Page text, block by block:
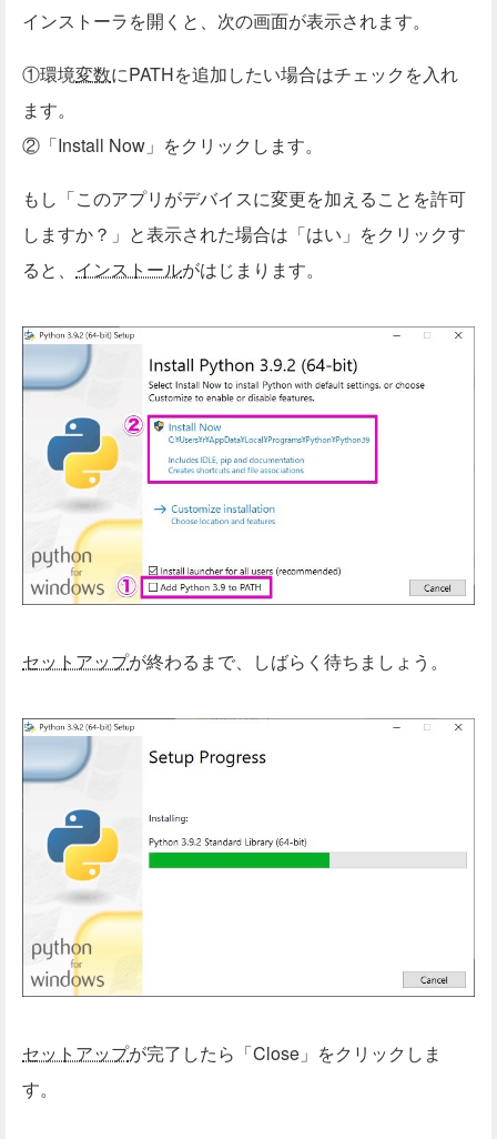
インストーラを開くと、次の画面が表示されます。
①環境変数にPATHを追加したい場合はチェックを入れ
ます。
②「Install Now」をクリックします。
もし「このアプリがデバイスに変更を加えることを許可
しますか？」と表示された場合は「はい」をクリックす
ると、 インストールがはじまります。
セットアップが終わるまで、しばらく待ちましょう。
セットアップが完了したら「Close」をクリックしま
す。